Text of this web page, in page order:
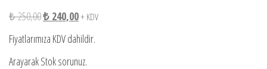
₺250,00Orijinal fiyat: ₺ 250,00.
₺240,00Şu andaki fiyat: ₺ 240,00.
+ KDV
Fiyatlarımıza KDV dahildir.
Arayarak Stok sorunuz.